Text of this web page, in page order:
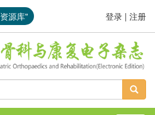
源库" 登录 | 注册